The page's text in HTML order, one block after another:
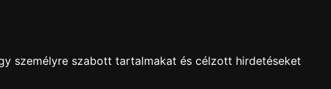
személyre szabott tartalmakat és célzott hirdetéseket